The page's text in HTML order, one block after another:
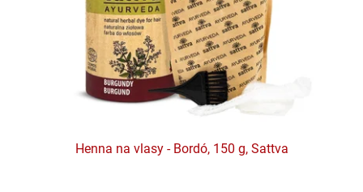
Henna na vlasy - Bordó, 150 g, Sattva